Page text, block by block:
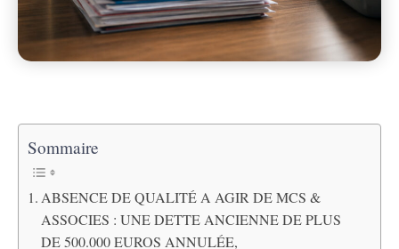
Sommaire
ABSENCE DE QUALITÉ A AGIR DE MCS &
ASSOCIES : UNE DETTE ANCIENNE DE PLUS
DE 500.000 EUROS ANNULÉE,